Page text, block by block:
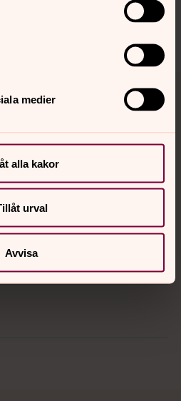
medier
alla kakor
urval
Avvisa